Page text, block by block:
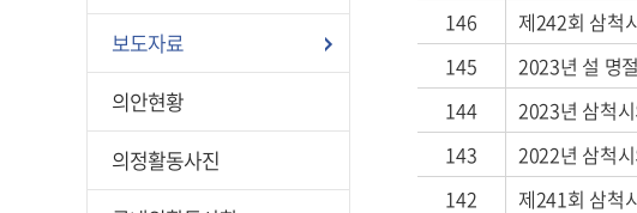
보도자료
의안현황
의정활동사진
146
제242회 삼척
145
2023년 설 명
144
2023년 삼척
143
2022년 삼척
142
제241회 삼척